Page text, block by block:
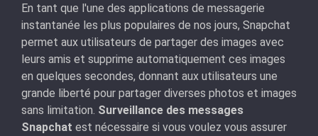
En tant que l'une des applications de messagerie
instantanée les plus populaires de nos jours, Snapchat
permet aux utilisateurs de partager des images avec
leurs amis et supprime automatiquement ces images
en quelques secondes, donnant aux utilisateurs une
grande liberté pour partager diverses photos et images
sans limitation. Surveillance des messages
Snapchat est nécessaire si vous voulez vous assurer